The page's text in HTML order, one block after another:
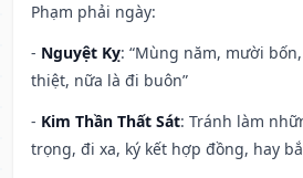
Phạm phải ngày:
- Nguyệt Kỵ: “Mùng năm, mười
thiệt, nữa là đi buôn”
- Kim Thần Thất Sát: Tránh làm
trọng, đi xa, ký kết hợp đồng, hay